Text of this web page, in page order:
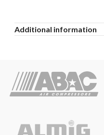
Additional information